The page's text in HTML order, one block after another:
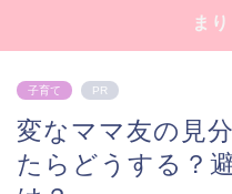
ま
子育て PR
変なママ友の見
たらどうする？